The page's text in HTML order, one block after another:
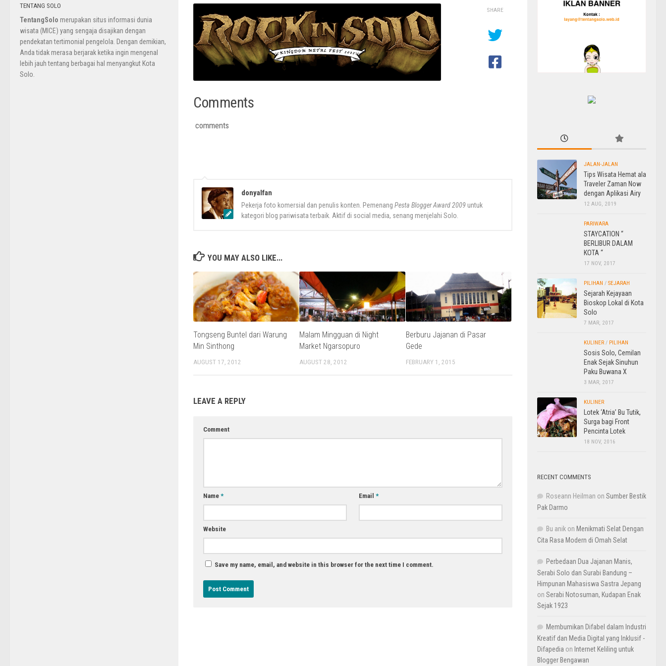
Comments
comments
SHARE
donyalfan
Pekerja foto komersial dan penulis konten. Pemenang Pesta Blogger Award 2009 untuk
kategori blog pariwisata terbaik. Aktif di social media, senang menjelahi Solo.
YOU MAY ALSO LIKE...
Tongseng Buntel dari Warung
Min Sinthong
AUGUST 17, 2012
Malam Mingguan di Night
Market Ngarsopuro
AUGUST 28, 2012
Berburu Jajanan di Pasar
Gede
FEBRUARY 1, 2015
LEAVE A REPLY
Comment
Name * Email*
Website
Save my name, email, and website in this browser for the next time I comment.
TENTANG SOLO
TentangSolo merupakan situs informasi dunia
wisata (MICE) yang sengaja disajikan dengan
pendekatan tertimonial pengelola. Dengan demikian,
Anda tidak merasa berjarak ketika ingin mengenal
lebih jauh tentang berbagai hal menyangkut Kota
Solo.
JALAN-JALAN
Tips Wisata Hemat ala
Traveler Zaman Now
dengan Aplikasi Airy
12 AUG, 2019
PARIWARA
STAYCATION “
BERLIBUR DALAM
KOTA “
17 NOV, 2017
PILIHAN / SEJARAH
Sejarah Kejayaan
Bioskop Lokal di Kota
Solo
7 MAR, 2017
KULINER / PILIHAN
Sosis Solo, Cemilan
Enak Sejak Sinuhun
Paku Buwana X
3 MAR, 2017
KULINER
Lotek ‘Atria’ Bu Tutik,
Surga bagi Front
Pencinta Lotek
18 NOV, 2016
RECENT COMMENTS
Roseann Heilman on Sumber Bestik
Pak Darmo
Bu anik on Menikmati Selat Dengan
Cita Rasa Modern di Omah Selat
Perbedaan Dua Jajanan Manis,
Serabi Solo dan Surabi Bandung –
Himpunan Mahasiswa Sastra Jepang
on Serabi Notosuman, Kudapan Enak
Sejak 1923
Membumikan Difabel dalam Industri
Kreatif dan Media Digital yang Inklusif -
Difapedia on Internet Keliling untuk
Blogger Bengawan